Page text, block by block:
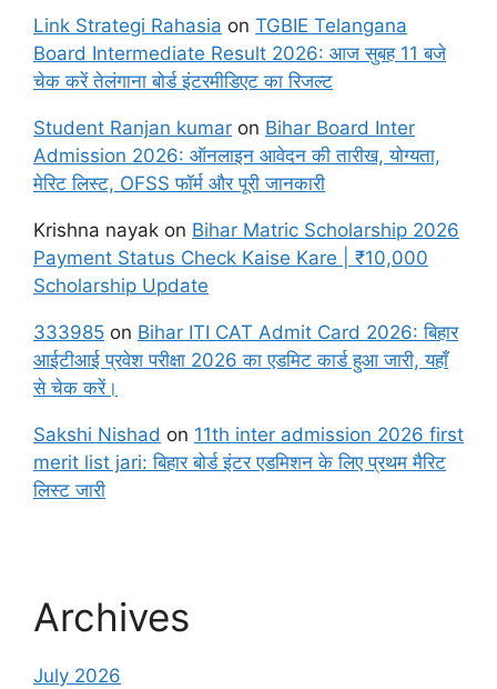
Link Strategi Rahasia on TGBIE Telangana
Board Intermediate Result 2026: आज सुबह 11 बजे
चेक करें तेलंगाना बोर्ड इंटरमीडिएट का रिजल्ट
Student Ranjan kumar on Bihar Board Inter
Admission 2026: ऑनलाइन आवेदन की तारीख, योग्यता,
मेरिट लिस्ट, OFSS फॉर्म और पूरी जानकारी
Krishna nayak on Bihar Matric Scholarship 2026
Payment Status Check Kaise Kare | ₹10,000
Scholarship Update
333985 on Bihar ITI CAT Admit Card 2026: बिहार
आईटीआई प्रवेश परीक्षा 2026 का एडमिट कार्ड हुआ जारी, यहाँ
से चेक करें।
Sakshi Nishad on 11th inter admission 2026 first
merit list jari: बिहार बोर्ड इंटर एडमिशन के लिए प्रथम मैरिट
लिस्ट जारी
Archives
July 2026